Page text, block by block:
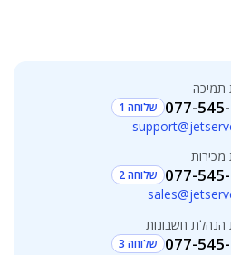
תמיכה
077- שלוחה 1
077- שלוחה 2
חשבונות
077- שלוחה 3